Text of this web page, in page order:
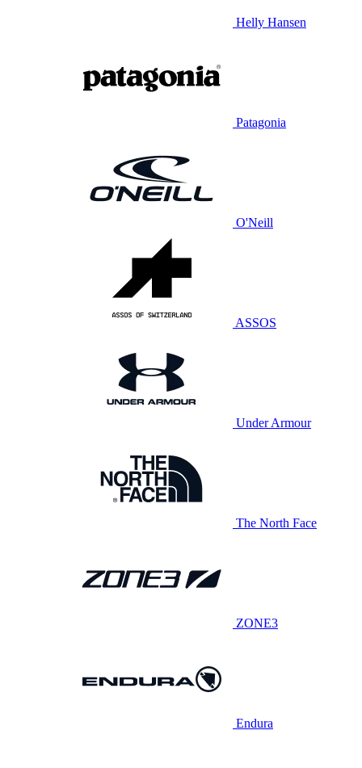
Helly Hansen
Patagonia
O'Neill
ASSOS
Under Armour
The North Face
ZONE3
Endura